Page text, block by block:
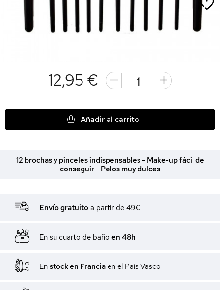
12,95 €
Añadir al carrito
12 brochas y pinceles indispensables - Make-up fácil de
conseguir - Pelos muy dulces
Envío gratuito a partir de 49€
En su cuarto de baño en 48h
En stock en Francia en el País Vasco